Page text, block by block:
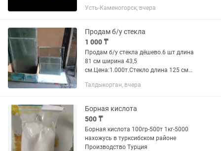
Минимальная партия поставки 5
мешков. Доставка по Усть-
определенную плату доставим в
Семей, Алтай, Аягоз,...
Усть-Каменогорск, вчера
Продам б/у стекла
1 000 ₸
Продам б/у стекла дёшево.6 шт длина
81 см ширина 43,5
см.Цена:1.000т.Стекло длина 125 см
длина 87,5 см ширина 41,5
ширина 44...
Талдыкорган, вчера
Борная кислота
500 ₸
Борная кислота 100гр-500т 1кг-5000
нахожусь в турксибском районе
Производство Турция